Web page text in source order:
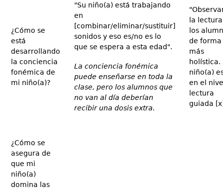
¿Cómo se
está
desarrollando
la conciencia
fonémica de
mi niño(a)?
"Su niño(a) está trabajando
en
[combinar/eliminar/sustituir]
sonidos y eso es/no es lo
que se espera a esta edad".
La conciencia fonémica
puede enseñarse en toda la
clase, pero los alumnos que
no van al día deberían
recibir una dosis extra.
la
los
de forma
más
holística.
niño(a)
en el
lectura
guiada
¿Cómo se
asegura de
que mi
niño(a)
domina las